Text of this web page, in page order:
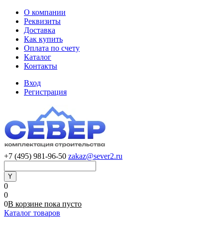
О компании
Реквизиты
Доставка
Как купить
Оплата по счету
Каталог
Контакты
Вход
Регистрация
+7 (495) 981-96-50 zakaz@sever2.ru
0
0
0В корзине пока пусто
Каталог товаров